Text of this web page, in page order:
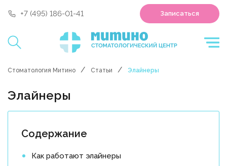
+7 (495) 186-01-41 Записаться
Стоматология Митино Статьи Элайнеры
Элайнеры
Содержание
Как работают элайнеры